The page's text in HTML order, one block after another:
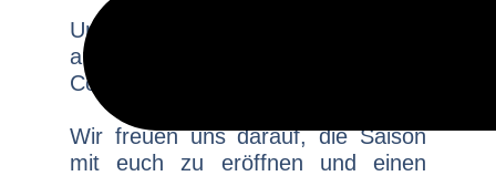
Unser Highlight am Abend hält
außerdem diverse Kaltgetränke und
Cocktails für euch bereit🍹
Wir freuen uns darauf, die Saison
mit euch zu eröffnen und einen